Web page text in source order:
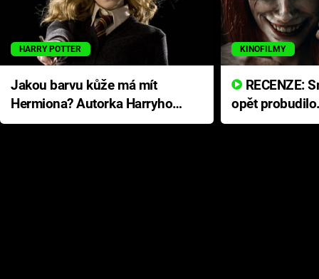
HARRY POTTER
Jakou barvu kůže má mít
Hermiona? Autorka Harryho
Pottera přišla s ráznou
KINOFILMY
opět
přichází s